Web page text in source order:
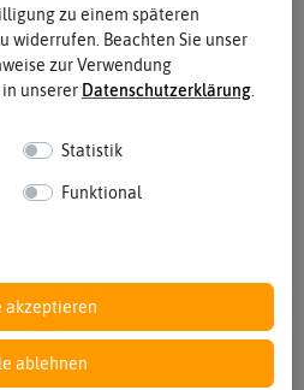
durch berühren
zu einem späteren
widerrufen. Beachten Sie unser
zur Verwendung
unserer Daten­schutz­erklärung
Statistik
Funktional
akzeptieren
ablehnen